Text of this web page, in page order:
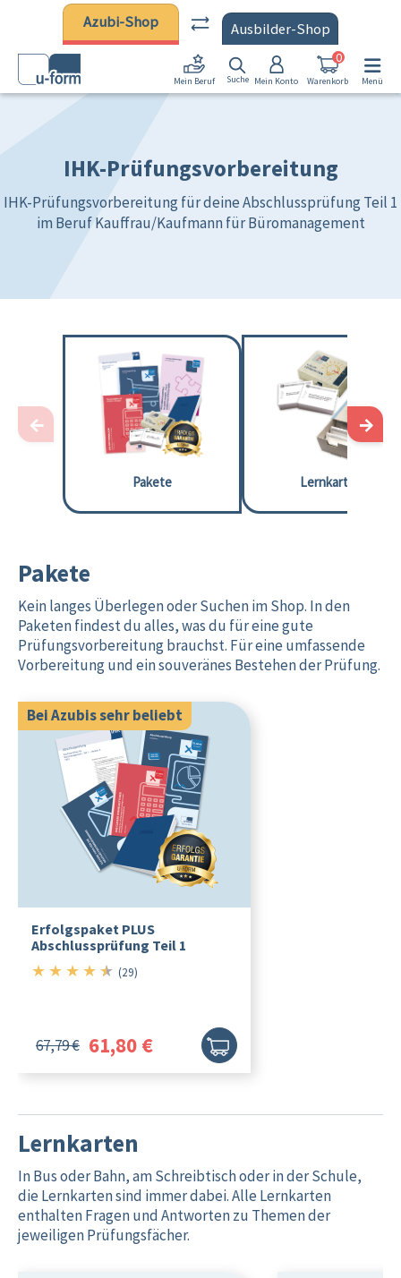
Zum Hauptinhalt springen
Azubi-Shop Ausbilder-Shop
Mein Beruf Suche Mein Konto Warenkorb
0
Menü
IHK-Prüfungsvorbereitung
IHK-Prüfungsvorbereitung für deine Abschlussprüfung Teil 1
im Beruf Kauffrau/Kaufmann für Büromanagement
←
Pakete Lernkarten
→
Pakete
Kein langes Überlegen oder Suchen im Shop. In den
Paketen findest du alles, was du für eine gute
Prüfungsvorbereitung brauchst. Für eine umfassende
Vorbereitung und ein souveränes Bestehen der Prüfung.
Bei Azubis sehr beliebt
Erfolgspaket PLUS
Abschlussprüfung Teil 1
★ ★ ★ ★ ★ 4.5/5
(29)
61,80 €
67,79 €
Lernkarten
In Bus oder Bahn, am Schreibtisch oder in der Schule,
die Lernkarten sind immer dabei. Alle Lernkarten
enthalten Fragen und Antworten zu Themen der
jeweiligen Prüfungsfächer.